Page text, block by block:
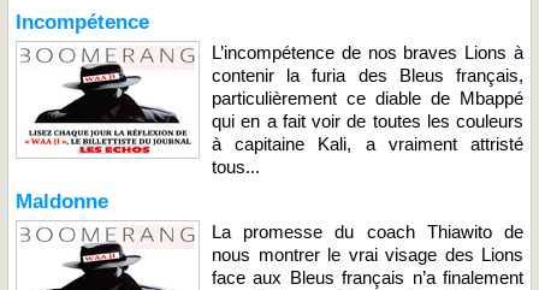
Incompétence
L’incompétence de nos braves Lions à
contenir la furia des Bleus français,
particulièrement ce diable de Mbappé
qui en a fait voir de toutes les couleurs
à capitaine Kali, a vraiment attristé
tous...
Maldonne
La promesse du coach Thiawito de
nous montrer le vrai visage des Lions
face aux Bleus français n’a finalement